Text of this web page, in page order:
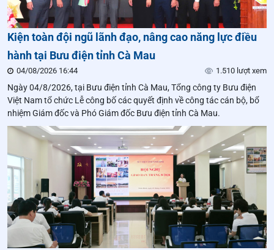
Kiện toàn đội ngũ lãnh đạo, nâng cao năng lực điều
hành tại Bưu điện tỉnh Cà Mau
04/08/2026 16:44 1.510 lượt xem
Ngày 04/8/2026, tại Bưu điện tỉnh Cà Mau, Tổng công ty Bưu điện
Việt Nam tổ chức Lễ công bố các quyết định về công tác cán bộ, bổ
nhiệm Giám đốc và Phó Giám đốc Bưu điện tỉnh Cà Mau.